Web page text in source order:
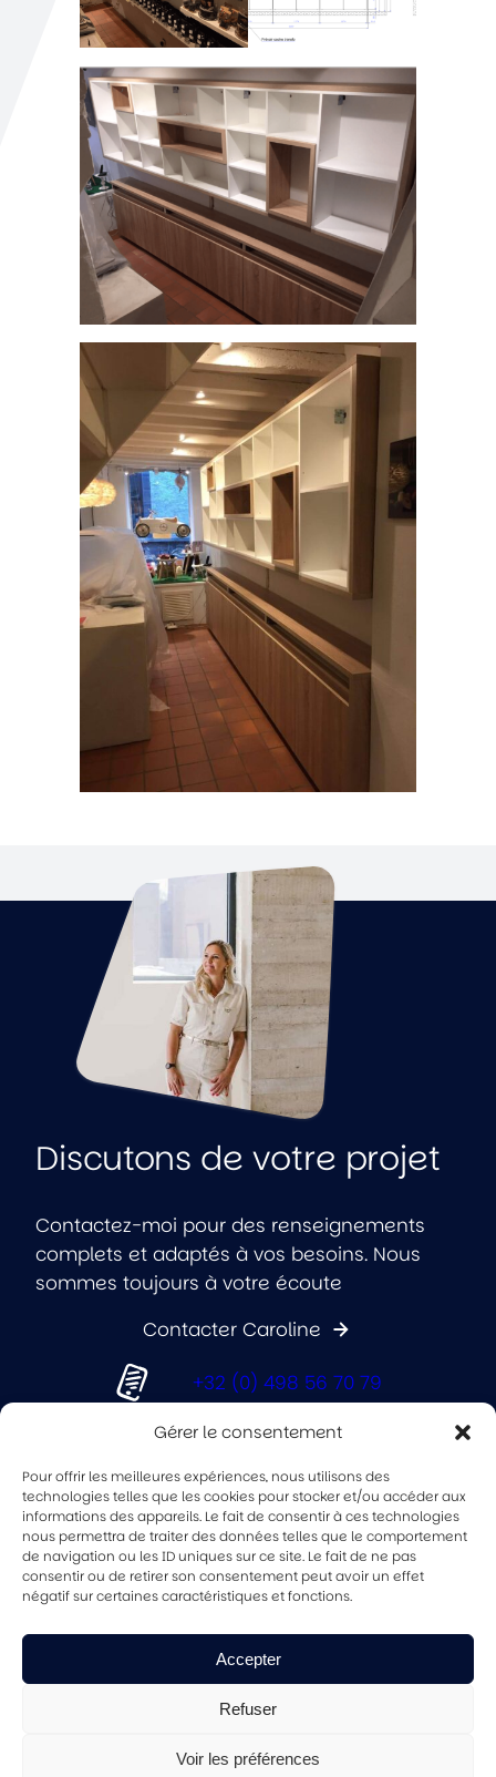
Gérer le consentement
Pour offrir les meilleures expériences, nous utilisons des
technologies telles que les cookies pour stocker et/ou accéder aux
informations des appareils. Le fait de consentir à ces technologies
nous permettra de traiter des données telles que le comportement
de navigation ou les ID uniques sur ce site. Le fait de ne pas
consentir ou de retirer son consentement peut avoir un effet
négatif sur certaines caractéristiques et fonctions.
Accepter
Refuser
Voir les préférences
Discutons de votre projet
Contactez-moi pour des renseignements
complets et adaptés à vos besoins. Nous
sommes toujours à votre écoute
Contacter Caroline
+32 (0) 498 56 70 79
Rue Henri Dunant 28, 7000
Mons
Facebook
Instagram
Demander mon audit en
Mentions légalesConfidentialité